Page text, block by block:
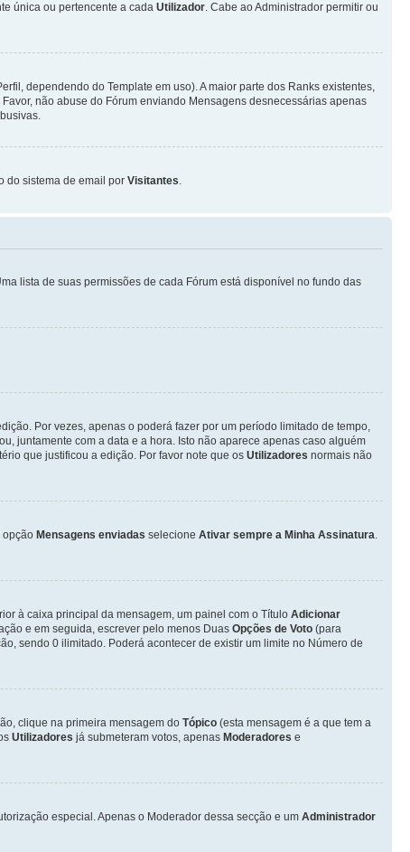
única ou pertencente a cada Utilizador. Cabe ao Administrador permitir ou
dependendo do Template em uso). A maior parte dos Ranks existentes,
não abuse do Fórum enviando Mensagens desnecessárias apenas
do sistema de email por Visitantes.
lista de suas permissões de cada Fórum está disponível no fundo das
Por vezes, apenas o poderá fazer por um período limitado de tempo,
juntamente com a data e a hora. Isto não aparece apenas caso alguém
que justificou a edição. Por favor note que os Utilizadores normais não
opção Mensagens enviadas selecione Ativar sempre a Minha Assinatura.
à caixa principal da mensagem, um painel com o Título Adicionar
e em seguida, escrever pelo menos Duas Opções de Voto (para
sendo 0 ilimitado. Poderá acontecer de existir um limite no Número de
clique na primeira mensagem do Tópico (esta mensagem é a que tem a
Utilizadores já submeteram votos, apenas Moderadores e
especial. Apenas o Moderador dessa secção e um Administrador